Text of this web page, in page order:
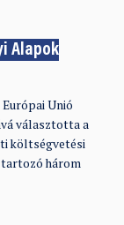
Alapok
Unió
választotta a
költségvetési
három